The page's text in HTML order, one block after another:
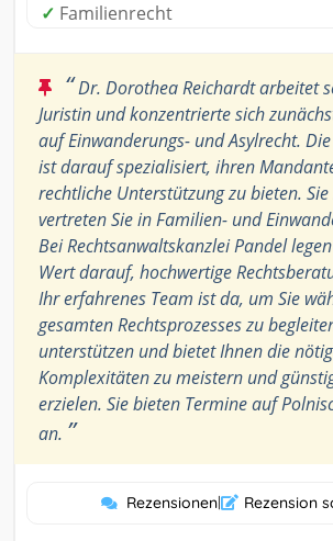
✓ Familienrecht
“Dr. Dorothea Reichardt arbeitet
Juristin und konzentrierte sich
auf Einwanderungs- und Asylrecht.
ist darauf spezialisiert, ihren
rechtliche Unterstützung zu bieten.
vertreten Sie in Familien- und
Bei Rechtsanwaltskanzlei Pandel
Wert darauf, hochwertige
Ihr erfahrenes Team ist da, um Sie
gesamten Rechtsprozesses zu
unterstützen und bietet Ihnen die
Komplexitäten zu meistern und
erzielen. Sie bieten Termine auf
an. ”
Rezensionen| Rezension